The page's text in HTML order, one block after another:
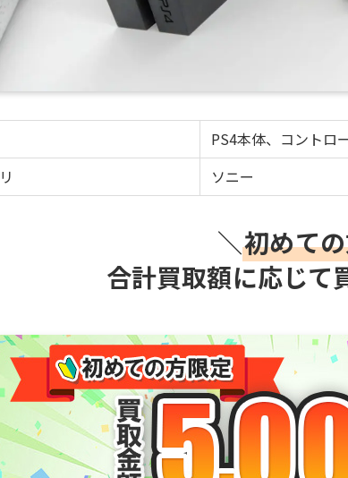
PS4本体、コントロ
ソニー
＼初めて
合計買取額に応じて